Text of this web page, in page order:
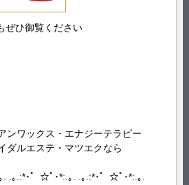
ぜひ御覧ください
ンワックス・エナジーテラピー
ダルエステ・マツエクなら
.｡.:*･゜☆ﾟ･*:.｡. .｡.:*･゜☆ﾟ･*:.｡.